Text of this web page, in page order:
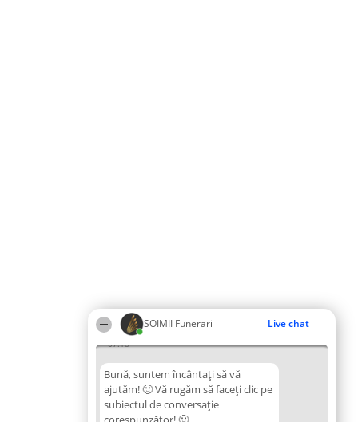
SOIMII Funerari Live chat
07:18
Bună, suntem încântați să vă
ajutăm! 🙂 Vă rugăm să faceți clic pe
subiectul de conversație